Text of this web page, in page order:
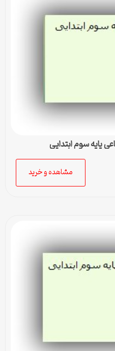
پایه سوم ابتدایی
مشاهده و خرید